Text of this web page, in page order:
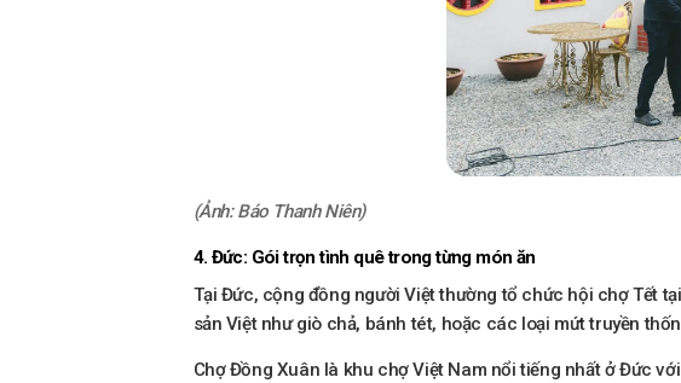
(Ảnh: Báo Thanh Niên)
4. Đức: Gói trọn tình quê trong từng món ăn
Tại Đức, cộng đồng người Việt thường tổ chức hội chợ Tết
sản Việt như giò chả, bánh tét, hoặc các loại mứt truyền
Chợ Đồng Xuân là khu chợ Việt Nam nổi tiếng nhất ở Đức